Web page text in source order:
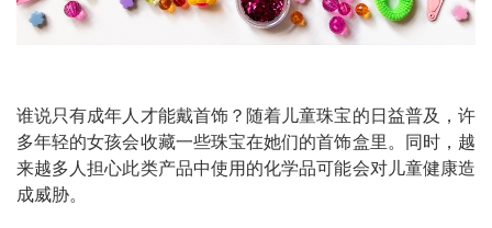
谁说只有成年人才能戴首饰？随着儿童珠宝的日益普及，许
多年轻的女孩会收藏一些珠宝在她们的首饰盒里。同时，越
来越多人担心此类产品中使用的化学品可能会对儿童健康造
成威胁。